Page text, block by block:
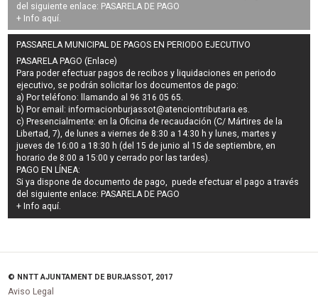
del siguiente enlace: PASARELA DE PAGO
+ Info aquí.
PASSARELA MUNICIPAL DE PAGOS EN PERIODO EJECUTIVO
PASARELA PAGO (Enlace)
Para poder efectuar pagos derecibos y liquidaciones en periodo
ejecutivo, se podrán solicitar los documentos de pago:
a) Por teléfono: llamando al 96 316 05 65.
b) Por email:informacionburjassot@atenciontributaria.es.
c) Presencialmente: en la Oficina de recaudación (C/ Mártires de la
Libertad, 7), de lunes a viernes de 8:30 a 14:30 h y lunes, martes y
jueves de 16:00 a 18:30 h (del 15 de junio al 15 de septiembre, en
horario de 8:00 a 15:00 y cerrado por las tardes).
PAGO EN LÍNEA:
Si ya dispone de documento de pago, puede efectuar el pago a través
del siguiente enlace: PASARELA DE PAGO
+ Info aquí.
© NNTT AJUNTAMENT DE BURJASSOT, 2017
Aviso Legal